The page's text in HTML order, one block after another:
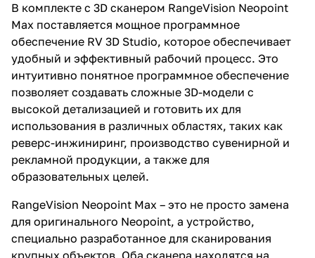
В комплекте с 3D сканером RangeVision Neopoint
Max поставляется мощное программное
обеспечение RV 3D Studio, которое обеспечивает
удобный и эффективный рабочий процесс. Это
интуитивно понятное программное обеспечение
позволяет создавать сложные 3D-модели с
высокой детализацией и готовить их для
использования в различных областях, таких как
реверс-инжиниринг, производство сувенирной и
рекламной продукции, а также для
образовательных целей.
RangeVision Neopoint Max – это не просто замена
для оригинального Neopoint, а устройство,
специально разработанное для сканирования